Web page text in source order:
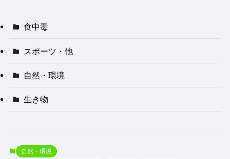
食中毒
スポーツ・他
自然・環境
生き物
自然・環境